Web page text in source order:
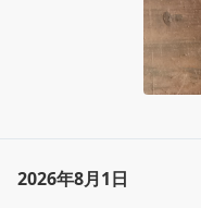
2026年8月1日